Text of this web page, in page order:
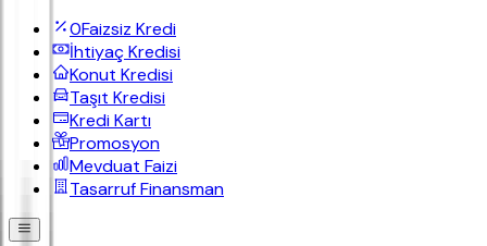
0Faizsiz Kredi
İhtiyaç Kredisi
Konut Kredisi
Taşıt Kredisi
Kredi Kartı
Promosyon
Mevduat Faizi
Tasarruf Finansman